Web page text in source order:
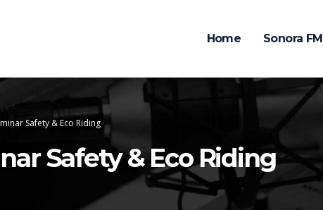
Home Sonora FM
Safety & Eco Riding
Safety & Eco Riding